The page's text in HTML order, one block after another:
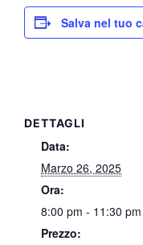
Salva nel tuo
DETTAGLI
Data:
Marzo 26, 2025
Ora:
8:00 pm - 11:30 pm
Prezzo: